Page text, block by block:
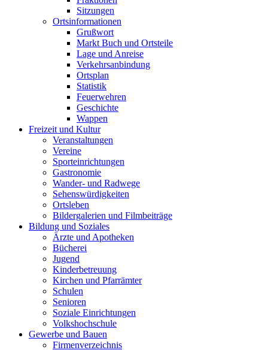
Sitzungen
Ortsinformationen
Grußwort
Markt Buch und Ortsteile
Lage und Anreise
Verkehrsanbindung
Ortsplan
Statistik
Feuerwehren
Geschichte
Wappen
Freizeit und Kultur
Veranstaltungen
Vereine
Sporteinrichtungen
Gastronomie
Wander- und Radwege
Sehenswürdigkeiten
Ortsleben
Bildergalerien und Filmbeiträge
Bildung und Soziales
Ärzte und Apotheken
Bücherei
Jugend
Kinderbetreuung
Kirchen und Pfarrämter
Schulen
Senioren
Soziale Einrichtungen
Volkshochschule
Gewerbe und Bauen
Firmenverzeichnis